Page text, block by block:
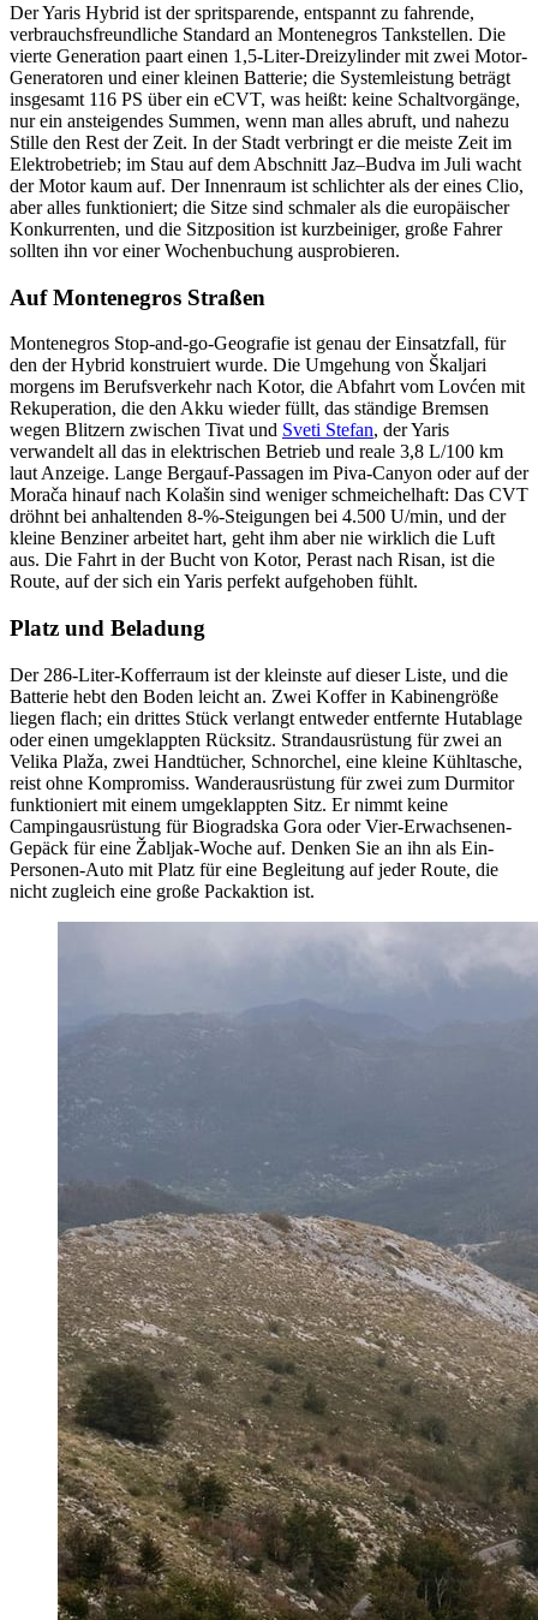
Der Yaris Hybrid ist der spritsparende, entspannt zu fahrende,
verbrauchsfreundliche Standard an Montenegros Tankstellen. Die
vierte Generation paart einen 1,5-Liter-Dreizylinder mit zwei Motor-
Generatoren und einer kleinen Batterie; die Systemleistung beträgt
insgesamt 116 PS über ein eCVT, was heißt: keine Schaltvorgänge,
nur ein ansteigendes Summen, wenn man alles abruft, und nahezu
Stille den Rest der Zeit. In der Stadt verbringt er die meiste Zeit im
Elektrobetrieb; im Stau auf dem Abschnitt Jaz–Budva im Juli wacht
der Motor kaum auf. Der Innenraum ist schlichter als der eines Clio,
aber alles funktioniert; die Sitze sind schmaler als die europäischer
Konkurrenten, und die Sitzposition ist kurzbeiniger, große Fahrer
sollten ihn vor einer Wochenbuchung ausprobieren.
Auf Montenegros Straßen
Montenegros Stop-and-go-Geografie ist genau der Einsatzfall, für
den der Hybrid konstruiert wurde. Die Umgehung von Škaljari
morgens im Berufsverkehr nach Kotor, die Abfahrt vom Lovćen mit
Rekuperation, die den Akku wieder füllt, das ständige Bremsen
wegen Blitzern zwischen Tivat und Sveti Stefan, der Yaris
verwandelt all das in elektrischen Betrieb und reale 3,8 L/100 km
laut Anzeige. Lange Bergauf-Passagen im Piva-Canyon oder auf der
Morača hinauf nach Kolašin sind weniger schmeichelhaft: Das CVT
dröhnt bei anhaltenden 8-%-Steigungen bei 4.500 U/min, und der
kleine Benziner arbeitet hart, geht ihm aber nie wirklich die Luft
aus. Die Fahrt in der Bucht von Kotor, Perast nach Risan, ist die
Route, auf der sich ein Yaris perfekt aufgehoben fühlt.
Platz und Beladung
Der 286-Liter-Kofferraum ist der kleinste auf dieser Liste, und die
Batterie hebt den Boden leicht an. Zwei Koffer in Kabinengröße
liegen flach; ein drittes Stück verlangt entweder entfernte Hutablage
oder einen umgeklappten Rücksitz. Strandausrüstung für zwei an
Velika Plaža, zwei Handtücher, Schnorchel, eine kleine Kühltasche,
reist ohne Kompromiss. Wanderausrüstung für zwei zum Durmitor
funktioniert mit einem umgeklappten Sitz. Er nimmt keine
Campingausrüstung für Biogradska Gora oder Vier-Erwachsenen-
Gepäck für eine Žabljak-Woche auf. Denken Sie an ihn als Ein-
Personen-Auto mit Platz für eine Begleitung auf jeder Route, die
nicht zugleich eine große Packaktion ist.